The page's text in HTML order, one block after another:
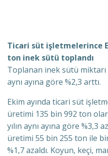
Ticari süt işletmelerince
ton inek sütü toplandı
Toplanan inek sütü miktarı
aynı ayına göre %2,3 arttı.
Ekim ayında ticari süt
üretimi 135 bin 992 ton
yılın aynı ayına göre %3,3
üretimi 55 bin 255 ton ile bir
%1,7 azaldı. Koyun, keçi,